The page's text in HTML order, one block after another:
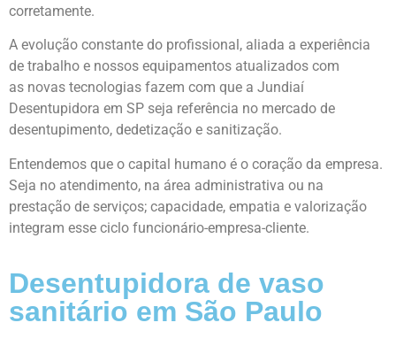
corretamente.
A evolução constante do profissional, aliada a experiência
de trabalho e nossos equipamentos atualizados com
as novas tecnologias fazem com que a Jundiaí
Desentupidora em SP seja referência no mercado de
desentupimento, dedetização e sanitização.
Entendemos que o capital humano é o coração da empresa.
Seja no atendimento, na área administrativa ou na
prestação de serviços; capacidade, empatia e valorização
integram esse ciclo funcionário-empresa-cliente.
Desentupidora de vaso
sanitário em São Paulo